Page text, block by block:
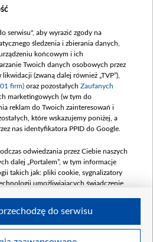
783 051,21 PLN
100 mln, październik 350
mln)
862 000,00 PLN
GRUDZIEŃ 2025
60,548 mln)
000 000,00 PLN
LUTY 2026 (wpłata
7 maja 180 mln, 8
000 000,00 PLN
serwisu", aby wyrazić zgody na
śledzenia i zbierania danych,
końcowym i ich
Twoich danych osobowych przez
(zwaną dalej również „TVP”),
firm) oraz pozostałych Zaufanych
marketingowych (w tym do
reklam do Twoich zainteresowań i
które wskazujemy poniżej, a
nas identyfikatora PPID do Google.
odwiedzania przez Ciebie naszych
dalej „Portalem”, w tym informacje
takich jak: pliki cookie, sygnalizatory
umożliwiających świadczenie
odwiedzania przez Ciebie
do serwisu